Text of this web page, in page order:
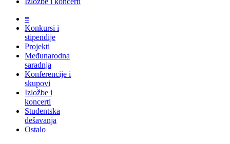
≡
Konkursi i
stipendije
Projekti
Međunarodna
saradnja
Konferencije i
skupovi
Izložbe i
koncerti
Studentska
dešavanja
Ostalo